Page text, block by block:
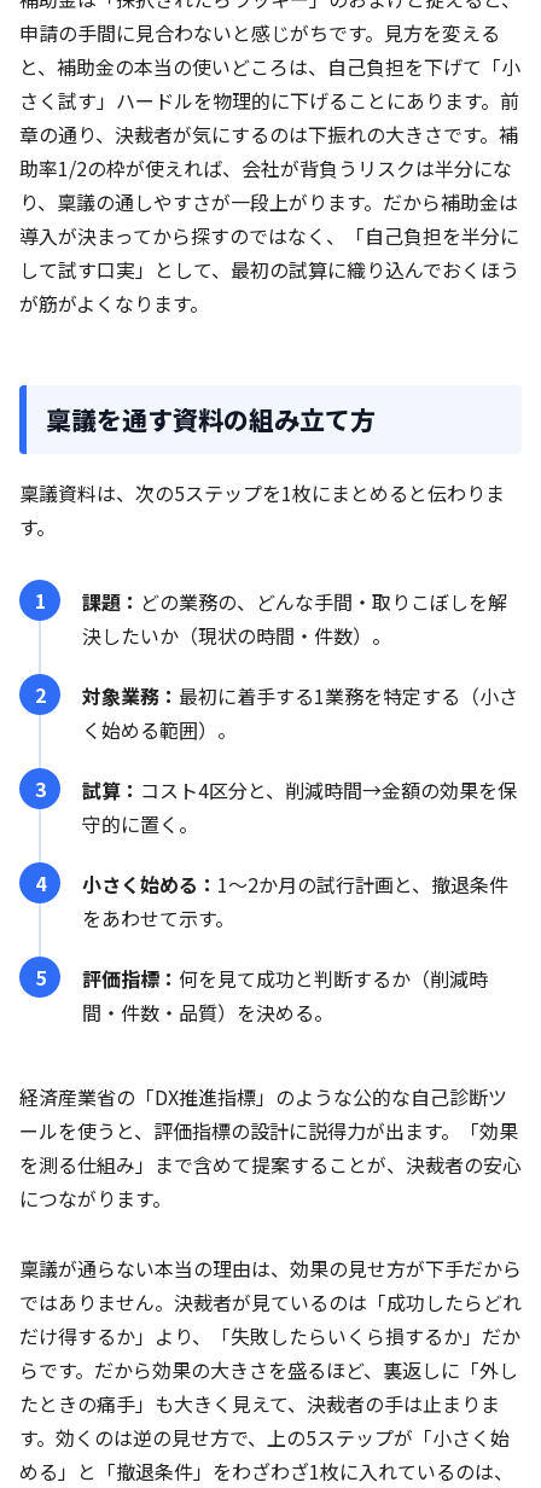
申請の手間に見合わないと感じがちです。見方を変える
と、補助金の本当の使いどころは、自己負担を下げて「小
さく試す」ハードルを物理的に下げることにあります。前
章の通り、決裁者が気にするのは下振れの大きさです。補
助率1/2の枠が使えれば、会社が背負うリスクは半分にな
り、稟議の通しやすさが一段上がります。だから補助金は
導入が決まってから探すのではなく、「自己負担を半分に
して試す口実」として、最初の試算に織り込んでおくほう
が筋がよくなります。
稟議を通す資料の組み立て方
稟議資料は、次の5ステップを1枚にまとめると伝わりま
す。
課題： どの業務の、どんな手間・取りこぼしを解
決したいか（現状の時間・件数）。
対象業務： 最初に着手する1業務を特定する（小さ
く始める範囲）。
試算： コスト4区分と、削減時間→金額の効果を保
守的に置く。
小さく始める： 1〜2か月の試行計画と、撤退条件
をあわせて示す。
評価指標： 何を見て成功と判断するか（削減時
間・件数・品質）を決める。
経済産業省の「DX推進指標」のような公的な自己診断ツ
ールを使うと、評価指標の設計に説得力が出ます。「効果
を測る仕組み」まで含めて提案することが、決裁者の安心
につながります。
稟議が通らない本当の理由は、効果の見せ方が下手だから
ではありません。決裁者が見ているのは「成功したらどれ
だけ得するか」より、「失敗したらいくら損するか」だか
らです。だから効果の大きさを盛るほど、裏返しに「外し
たときの痛手」も大きく見えて、決裁者の手は止まりま
す。効くのは逆の見せ方で、上の5ステップが「小さく始
める」と「撤退条件」をわざわざ1枚に入れているのは、